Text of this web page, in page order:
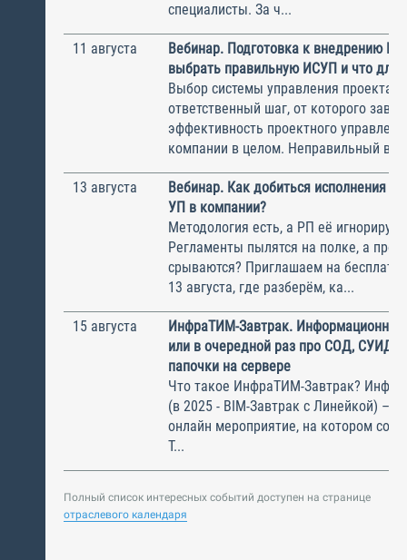
специалисты. За ч...
11 августа
Вебинар. Подготовка к внедрению
выбрать правильную ИСУП и что для
Выбор системы управления
ответственный шаг, от которого
эффективность проектного
компании в целом. Неправильный
13 августа
Вебинар. Как добиться исполнения
УП в компании?
Методология есть, а РП её
Регламенты пылятся на полке, а
срываются? Приглашаем на
13 августа, где разберём, ка...
15 августа
ИнфраТИМ-Завтрак.
или в очередной раз про СОД, СУИД и
папочки на сервере
Что такое ИнфраТИМ-Завтрак?
(в 2025 - BIM-Завтрак с Линейкой) –
онлайн мероприятие, на котором
Т...
Полный список интересных событий доступен на странице
отраслевого календаря